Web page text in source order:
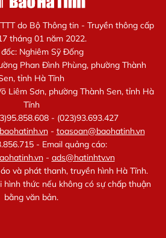
do Bộ Thông tin - Truyền thông cấp
tháng 01 năm 2022.
đốc: Nghiêm Sỹ Đống
Phan Đình Phùng, phường Thành
tỉnh Hà Tĩnh
Liêm Sơn, phường Thành Sen, tỉnh Hà
Tĩnh
- (023)93.693.427
- toasoan@baohatinh.vn
- Email quảng cáo:
- ads@hatinhtv.vn
và phát thanh, truyền hình Hà Tĩnh.
hình thức nếu không có sự chấp thuận
bằng văn bản.